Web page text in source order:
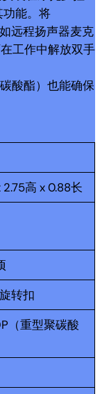
能。将
远程扬声器麦克
工作中解放双手
酸酯）也能确保
2.75高 x 0.88长
转扣
（重型聚碳酸